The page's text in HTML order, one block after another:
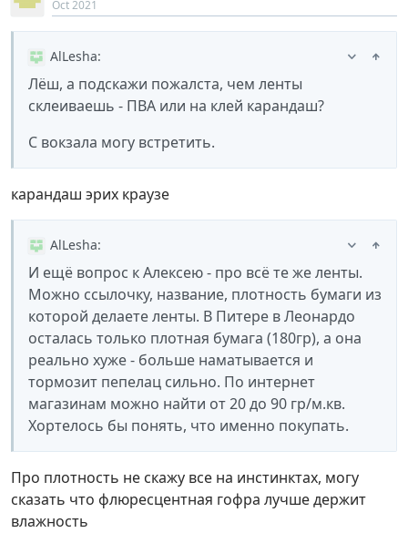
Oct 2021
AlLesha:
Лёш, а подскажи пожалста, чем ленты
склеиваешь - ПВА или на клей карандаш?
С вокзала могу встретить.
карандаш эрих краузе
AlLesha:
И ещё вопрос к Алексею - про всё те же ленты.
Можно ссылочку, название, плотность бумаги из
которой делаете ленты. В Питере в Леонардо
осталась только плотная бумага (180гр), а она
реально хуже - больше наматывается и
тормозит пепелац сильно. По интернет
магазинам можно найти от 20 до 90 гр/м.кв.
Хортелось бы понять, что именно покупать.
Про плотность не скажу все на инстинктах, могу
сказать что флюресцентная гофра лучше держит
влажность